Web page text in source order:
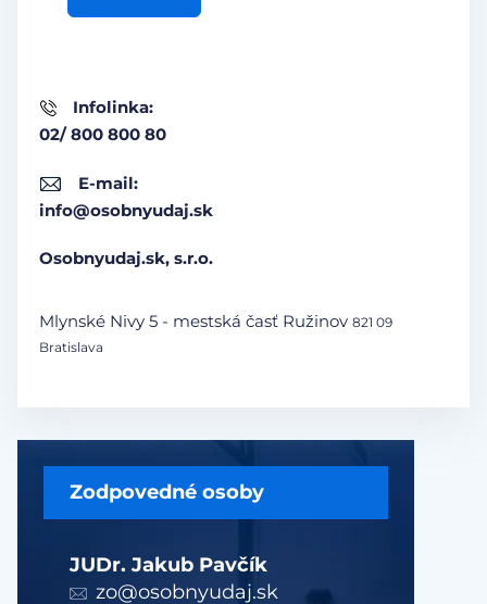
Zodpovedné osoby
JUDr. Jakub Pavčík
zo@osobnyudaj.sk
Infolinka:
02/ 800 800 80
E-mail:
info@osobnyudaj.sk
Osobnyudaj.sk, s.r.o.
Mlynské Nivy 5 - mestská časť Ružinov 821 09
Bratislava